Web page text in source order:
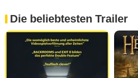
Die beliebtesten Trailer